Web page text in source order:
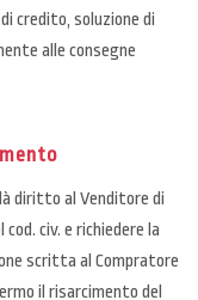
credito, soluzione di
alle consegne
diritto al Venditore di
civ. e richiedere la
scritta al Compratore
il risarcimento del